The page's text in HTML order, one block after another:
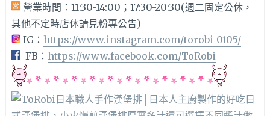
營業時間：11:30-14:00；17:30-20:30(週二固定公休，
其他不定時店休請見粉專公告)
IG： https://www.instagram.com/torobi_0105/
FB： https://www.facebook.com/ToRobi